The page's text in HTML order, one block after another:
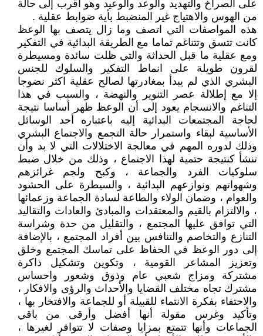
على الصراخ والتهديد والوعد والوعيد وهو أقرب إلى حالة
من الهوس والاهتياج غير المنضبط بأية ضوابط عقلية .
هذه المواصفات التي اتصف وما زال يتصف بها الوعظ
كانت تتسق وتتناغم تماما مع الطريقة البدائية في التفكير
ومع عقلية ما قبل الحداثة والتي ظلت سائدة ومسيطرة
لقرون طويلة على انماط التفكير والسلوك للجنس
البشري الذي لم يبدأ بمغادرتها لصالح عقلية اكثر نضوجا
إلا مع إطلالة عصر التنوير والنهضة ، والسبب في هذا
التناغم والانسجام يعود إلى أن الوعظ ظهر أساسا نتيجة
لحاجة المجتمعات البدائية إليه باعتباره أحد الوسائل
الأساسية لبقاء واستمرار حالة التجمع والاجتماع البشري
وذلك لدوره المهم في معالجة الاختلالات التي لا بد وأن
تنشأ كنتيجة حتمية لهذا الاجتماع ، وذلك من خلال ضبط
سلوكيات الفرد والجماعة ، وكبح ولجم غرائزهم
وشهواتهم ونوازعهم البدائية ، والسيطرة على الحشود
والعوام ، وضمان الولاء والطاعة لسادة الجماعة وزعمائها
، والالتزام بالقيم والمعتقدات والمبادئ والعادات والتقاليد
التي توافق عليها المجتمع ، والتقليل من حدة وشراسة
التنازع والتخاصم والتنافس بين أفراد المجتمع ، بالإضافة
إلى دور الوعظ في الحفاظ على تماسك المجتمع وخلق
وتعزيز المشاعر القومية ، وتكوين وتشكيل ذاكرة
مشتركة ومزاج شعبي عام وذوق وشعور واحساس
مشترك تجاه مختلف القضايا والأحداث والرؤى والافكار ،
والاحتفاء بفكرة الانتماء للقبيلة أو للجماعة والافتخار بها ،
وتأكيد وغرس مقولة أنها أفضل وأرقى من باقي
الجماعات وأنها تتمتع بمزايا وصفات لا تتوافر لغيرها ،